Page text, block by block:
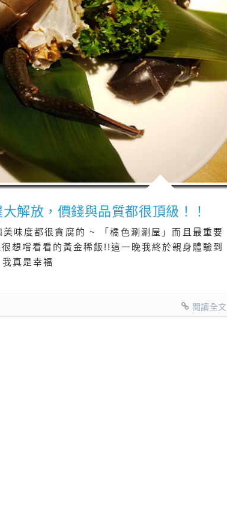
解放，價錢與品質都很頂級！！
味度都很貪腐的 ~ 「橘色涮涮屋」而且最重要
想嚐看看的黃金稀飯!!這一晚我終於親身體驗到
真是幸福
閱讀全文